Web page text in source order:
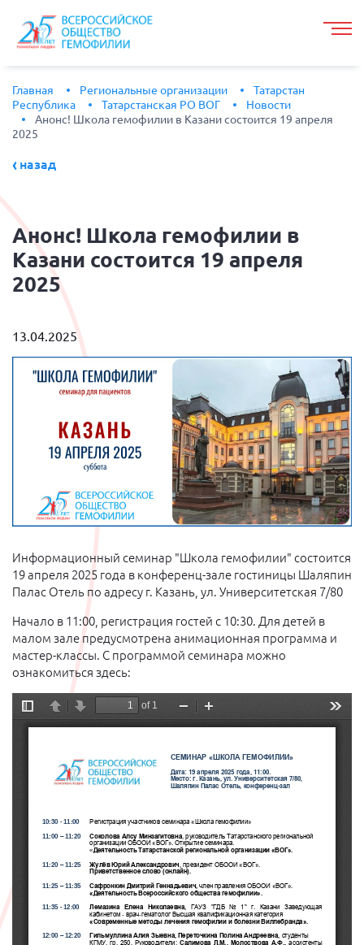
Главная Региональные организации
Татарстан
Республика
Татарстанская РО ВОГ
Новости
Анонс! Школа гемофилии в Казани состоится 19 апреля
2025
назад
Анонс! Школа гемофилии в
Казани состоится 19 апреля
2025
13.04.2025
Информационный семинар "Школа гемофилии" состоится
19 апреля 2025 года в конференц-зале гостиницы Шаляпин
Палас Отель по адресу г. Казань, ул. Университетская 7/80
Начало в 11:00, регистрация гостей с 10:30. Для детей в
малом зале предусмотрена анимационная программа и
мастер-классы. С программой семинара можно
ознакомиться здесь: